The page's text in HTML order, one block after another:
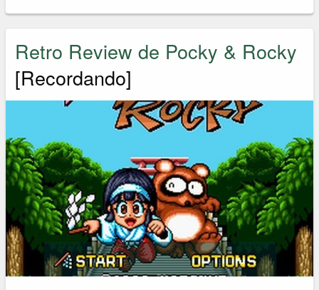
Retro Review de Pocky & Rocky
[Recordando]